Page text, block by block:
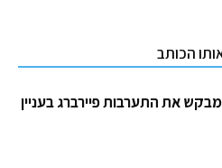
הכותב
את התערבות פיירברג בעניין